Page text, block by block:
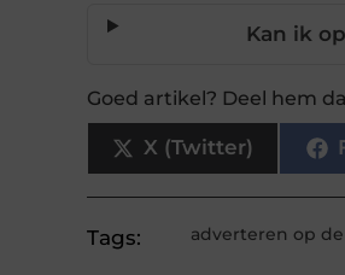
Kan ik
Goed artikel? Deel hem
X (Twitter)
Tags: adverteren op